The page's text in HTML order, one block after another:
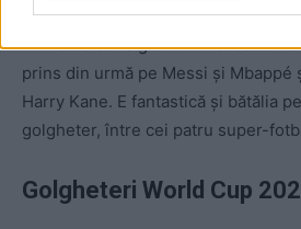
Prin cele două goluri din această
prins din urmă pe Messi și Mbappé
Harry Kane. E fantastică și bătălia
golgheter, între cei patru super-
Golgheteri World Cup